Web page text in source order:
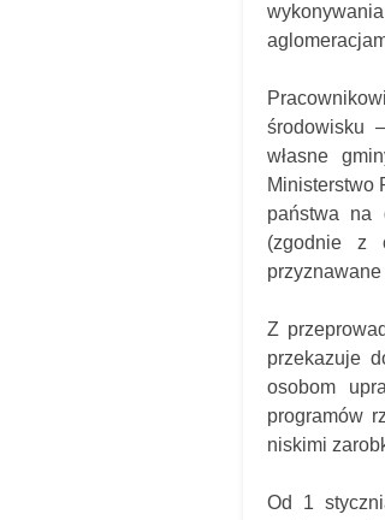
środowisku
własne
Ministerstwo
państwa na
(zgodnie z
Z
przekazuje
osobom
programów
niskimi
Od 1